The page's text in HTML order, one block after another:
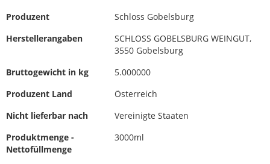
Produzent
Schloss Gobelsburg
Herstellerangaben
SCHLOSS GOBELSBURG WEINGUT,
3550 Gobelsburg
Bruttogewicht in kg
5.000000
Produzent Land
Österreich
Nicht lieferbar nach
Vereinigte Staaten
Produktmenge -
Nettofüllmenge
3000ml